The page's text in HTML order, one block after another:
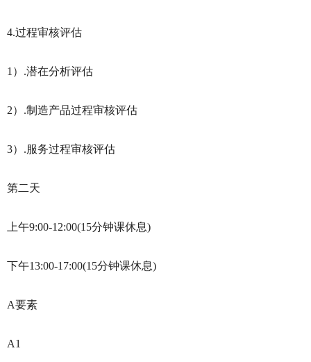
4.过程审核评估
1）.潜在分析评估
2）.制造产品过程审核评估
3）.服务过程审核评估
第二天
上午9:00-12:00(15分钟课休息)
下午13:00-17:00(15分钟课休息)
A要素
A1